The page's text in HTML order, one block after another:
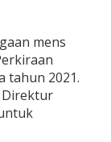
mens
tahun 2021.
Direktur